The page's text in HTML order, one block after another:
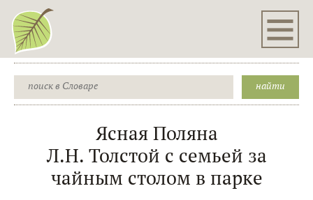
Ясная Поляна
Л.Н. Толстой с семьей за
чайным столом в парке